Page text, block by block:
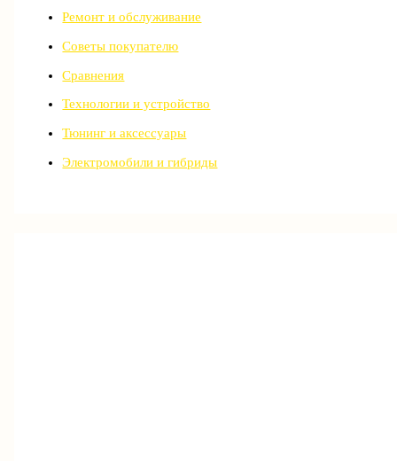
Ремонт и обслуживание
Советы покупателю
Сравнения
Технологии и устройство
Тюнинг и аксессуары
Электромобили и гибриды